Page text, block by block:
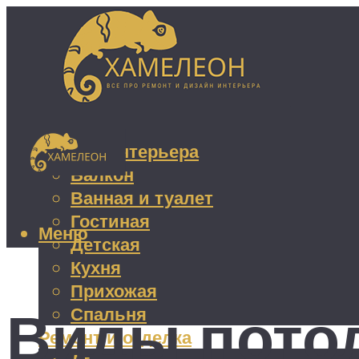
Дизайн интерьера
Балкон
Ванная и туалет
Гостиная
Детская
Кухня
Прихожая
Спальня
Ремонт и отделка
Меню
Виды